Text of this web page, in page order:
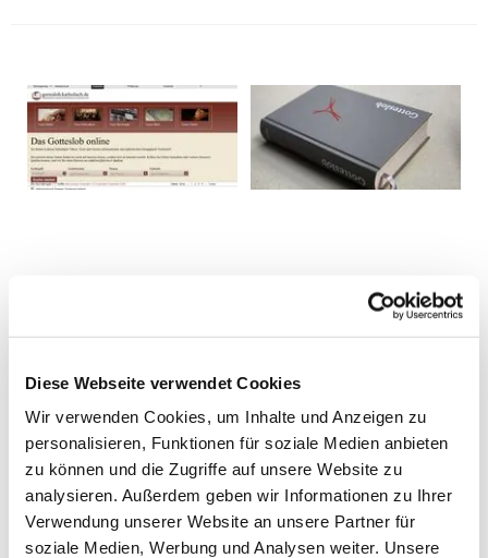
Diese Webseite verwendet Cookies
Wir verwenden Cookies, um Inhalte und Anzeigen zu
personalisieren, Funktionen für soziale Medien anbieten
zu können und die Zugriffe auf unsere Website zu
analysieren. Außerdem geben wir Informationen zu Ihrer
Verwendung unserer Website an unsere Partner für
soziale Medien, Werbung und Analysen weiter. Unsere